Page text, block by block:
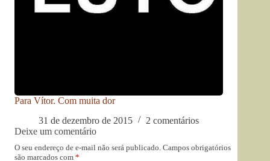
Para Vítor. Com muita dor
31 de dezembro de 2015
2 comentários
Deixe um comentário
O seu endereço de e-mail não será publicado. Campos obrigatórios
são marcados com *